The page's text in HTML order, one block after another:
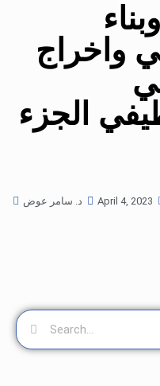
واخراج
الجزء
د. سامر عوض April 4, 2023